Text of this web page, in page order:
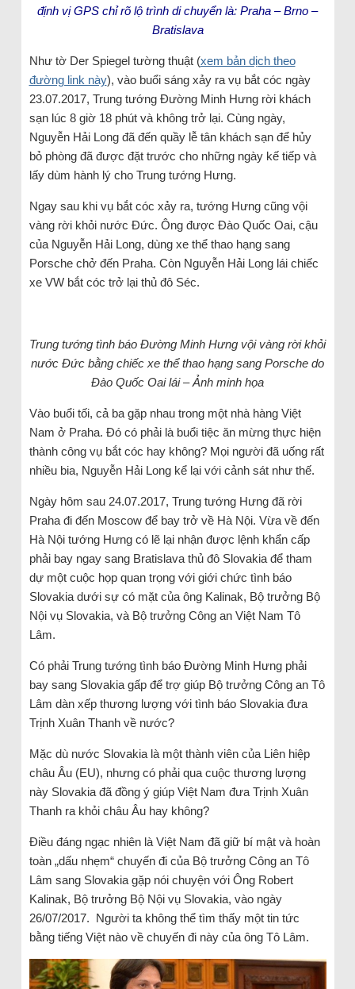
định vị GPS chỉ rõ lộ trình di chuyển là: Praha – Brno –
Bratislava
Như tờ Der Spiegel tường thuật (xem bản dịch theo
đường link này), vào buổi sáng xảy ra vụ bắt cóc ngày
23.07.2017, Trung tướng Đường Minh Hưng rời khách
sạn lúc 8 giờ 18 phút và không trở lại. Cùng ngày,
Nguyễn Hải Long đã đến quầy lễ tân khách sạn để hủy
bỏ phòng đã được đặt trước cho những ngày kế tiếp và
lấy dùm hành lý cho Trung tướng Hưng.
Ngay sau khi vụ bắt cóc xảy ra, tướng Hưng cũng vội
vàng rời khỏi nước Đức. Ông được Đào Quốc Oai, cậu
của Nguyễn Hải Long, dùng xe thể thao hạng sang
Porsche chở đến Praha. Còn Nguyễn Hải Long lái chiếc
xe VW bắt cóc trở lại thủ đô Séc.
Trung tướng tình báo Đường Minh Hưng vội vàng rời khỏi
nước Đức bằng chiếc xe thể thao hạng sang Porsche do
Đào Quốc Oai lái – Ảnh minh họa
Vào buổi tối, cả ba gặp nhau trong một nhà hàng Việt
Nam ở Praha. Đó có phải là buổi tiệc ăn mừng thực hiện
thành công vụ bắt cóc hay không? Mọi người đã uống rất
nhiều bia, Nguyễn Hải Long kể lại với cảnh sát như thế.
Ngày hôm sau 24.07.2017, Trung tướng Hưng đã rời
Praha đi đến Moscow để bay trở về Hà Nội. Vừa về đến
Hà Nội tướng Hưng có lẽ lại nhận được lệnh khẩn cấp
phải bay ngay sang Bratislava thủ đô Slovakia để tham
dự một cuộc họp quan trọng với giới chức tình báo
Slovakia dưới sự có mặt của ông Kalinak, Bộ trưởng Bộ
Nội vụ Slovakia, và Bộ trưởng Công an Việt Nam Tô
Lâm.
Có phải Trung tướng tình báo Đường Minh Hưng phải
bay sang Slovakia gấp để trợ giúp Bộ trưởng Công an Tô
Lâm dàn xếp thương lượng với tình báo Slovakia đưa
Trịnh Xuân Thanh về nước?
Mặc dù nước Slovakia là một thành viên của Liên hiệp
châu Âu (EU), nhưng có phải qua cuộc thương lượng
này Slovakia đã đồng ý giúp Việt Nam đưa Trịnh Xuân
Thanh ra khỏi châu Âu hay không?
Điều đáng ngạc nhiên là Việt Nam đã giữ bí mật và hoàn
toàn „dấu nhẹm“ chuyến đi của Bộ trưởng Công an Tô
Lâm sang Slovakia gặp nói chuyện với Ông Robert
Kalinak, Bộ trưởng Bộ Nội vụ Slovakia, vào ngày
26/07/2017. Người ta không thể tìm thấy một tin tức
bằng tiếng Việt nào về chuyến đi này của ông Tô Lâm.